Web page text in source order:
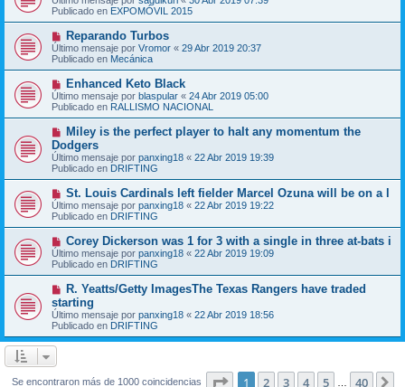
e
e
n
s
j
e
e
v
o
m
e
n
s
j
e
Publicado en EXPOMÓVIL 2015
N
u
e
v
o
m
e
n
s
j
e
Reparando Turbos
Último mensaje por Vromor « 29 Abr 2019 20:37
Publicado en Mecánica
N
u
e
v
o
m
e
n
s
a
e
Enhanced Keto Black
Último mensaje por blaspular « 24 Abr 2019 05:00
Publicado en RALLISMO NACIONAL
N
e
v
o
m
e
n
s
a
e
Miley is the perfect player to halt any momentum the
Dodgers
Último mensaje por panxing18 « 22 Abr 2019 19:39
Publicado en DRIFTING
N
u
e
v
m
e
n
s
j
e
St. Louis Cardinals left fielder Marcel Ozuna will be on a l
Último mensaje por panxing18 « 22 Abr 2019 19:22
Publicado en DRIFTING
N
u
e
v
o
m
e
n
s
a
Corey Dickerson was 1 for 3 with a single in three at-bats i
Último mensaje por panxing18 « 22 Abr 2019 19:09
Publicado en DRIFTING
N
e
v
o
m
a
R. Yeatts/Getty ImagesThe Texas Rangers have traded
starting
Último mensaje por panxing18 « 22 Abr 2019 18:56
Publicado en DRIFTING
Se encontraron más de 1000 coincidencias Página de 40
1 2 3 4 5 40